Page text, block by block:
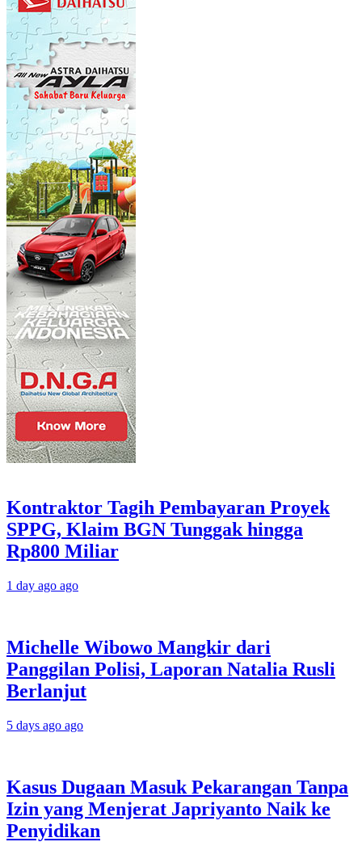
Kontraktor Tagih Pembayaran Proyek
SPPG, Klaim BGN Tunggak hingga
Rp800 Miliar
1 day ago ago
Michelle Wibowo Mangkir dari
Panggilan Polisi, Laporan Natalia Rusli
Berlanjut
5 days ago ago
Kasus Dugaan Masuk Pekarangan Tanpa
Izin yang Menjerat Japriyanto Naik ke
Penyidikan